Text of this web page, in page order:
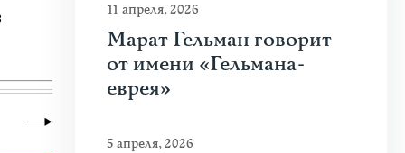
11 апреля, 2026
Марат Гельман говорит
от имени «Гельмана-
еврея»
5 апреля, 2026